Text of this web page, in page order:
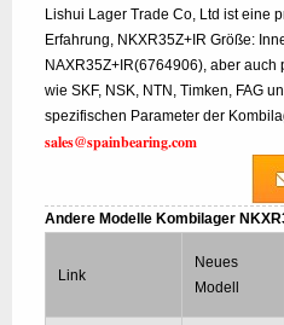
Lishui Lager Trade Co, Ltd ist eine
Erfahrung, NKXR35Z+IR Größe:
NAXR35Z+IR(6764906), aber
wie SKF, NSK, NTN, Timken, FAG
spezifischen Parameter der
sales@spainbearing.com
Andere Modelle Kombilager
Link
Neues
Modell